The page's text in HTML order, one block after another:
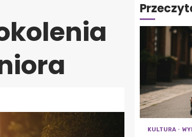
KULTURA